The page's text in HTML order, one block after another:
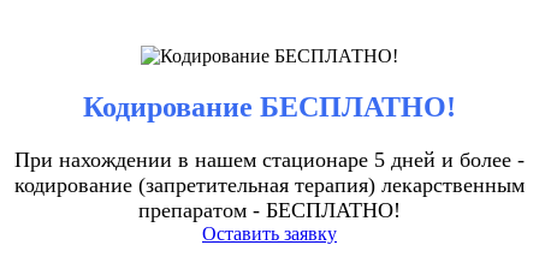
Кодирование БЕСПЛАТНО!
При нахождении в нашем стационаре 5 дней и более -
кодирование (запретительная терапия) лекарственным
препаратом - БЕСПЛАТНО!
Оставить заявку